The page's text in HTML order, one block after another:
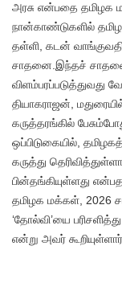
அரசு என்பதை
நான்காண்டுகளில்
தள்ளி, கடன்
சாதனை.இந்தச்
விளம்பரப்படுத்துவது
தியாகராஜன்,
கருத்தரங்கில்
ஒப்பிடுகையில்,
கருத்து
பின்தங்கியுள்ளது
தமிழக மக்கள், 2026
‘தோல்வி’யை
என்று அவர்